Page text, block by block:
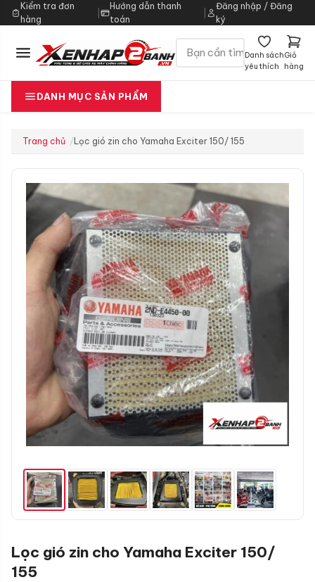
Kiểm tra đơn
hàng
|
Hướng dẫn thanh
toán
Đăng nhập / Đăng
ký
Danh sách
yêu thích
Giỏ
hàng
DANH MỤC SẢN PHẨM
Trang chủ Lọc gió zin cho Yamaha Exciter 150/ 155
Lọc gió zin cho Yamaha Exciter 150/
155